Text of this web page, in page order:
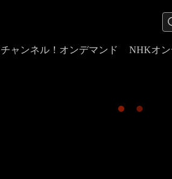
チャンネル！オンデマンド NHKオン